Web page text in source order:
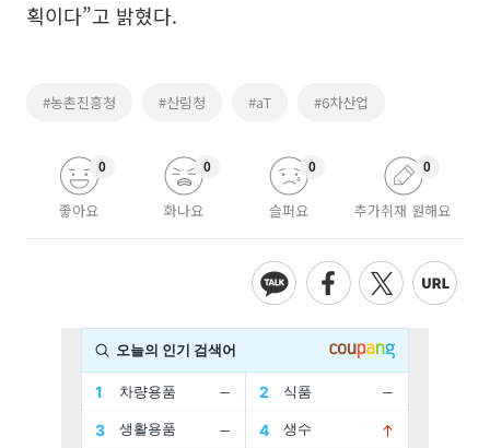
획이다”고 밝혔다.
#농촌진흥청 #산림청 #aT #6차산업
좋아요
0
화나요
0
슬퍼요
0
추가취재 원해요
0